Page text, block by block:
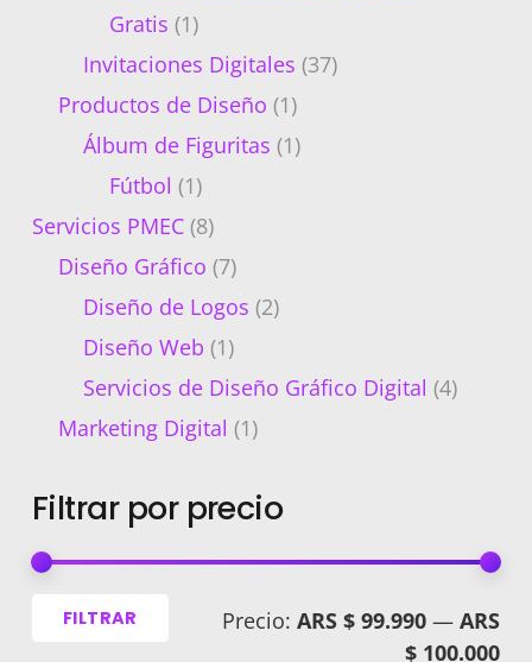
Gratis (1)
Invitaciones Digitales (37)
Productos de Diseño (1)
Álbum de Figuritas (1)
Fútbol (1)
Servicios PMEC (8)
Diseño Gráfico (7)
Diseño de Logos (2)
Diseño Web (1)
Servicios de Diseño Gráfico Digital (4)
Marketing Digital (1)
Filtrar por precio
FILTRAR Precio: ARS $ 99.990 — ARS
$ 100.000